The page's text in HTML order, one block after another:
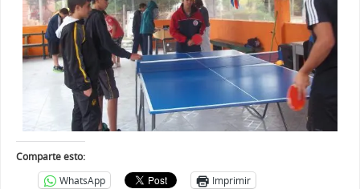
Comparte esto:
WhatsApp
Imprimir